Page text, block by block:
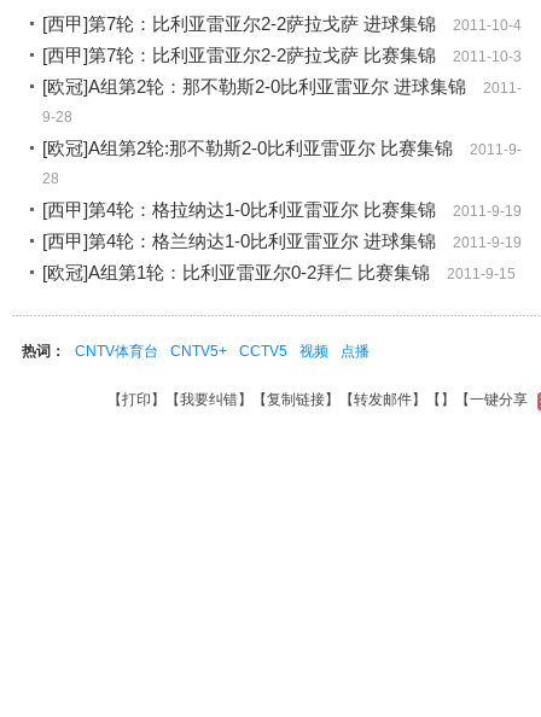
[西甲]第7轮：比利亚雷亚尔2-2萨拉戈萨 进球集锦
2011-10-4
[西甲]第7轮：比利亚雷亚尔2-2萨拉戈萨 比赛集锦 2011-10-3
[欧冠]A组第2轮：那不勒斯2-0比利亚雷亚尔 进球集锦 2011-
9-28
[欧冠]A组第2轮:那不勒斯2-0比利亚雷亚尔 比赛集锦
2011-9-
28
[西甲]第4轮：格拉纳达1-0比利亚雷亚尔 比赛集锦
2011-9-19
[西甲]第4轮：格兰纳达1-0比利亚雷亚尔 进球集锦 2011-9-19
[欧冠]A组第1轮：比利亚雷亚尔0-2拜仁 比赛集锦 2011-9-15
热词： CNTV体育台 CNTV5+ CCTV5 视频 点播
【打印 】【我要纠错】【复制链接】【转发邮件】【 】 【一键分享